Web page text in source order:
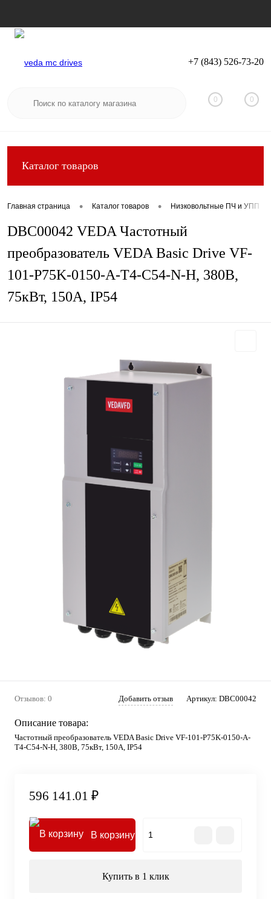
Вход Регистрация
+7 (843) 526-73-20
0 0
Каталог товаров
Главная страница • Каталог товаров • Низковольтные ПЧ и УПП
DBC00042 VEDA Частотный
преобразователь VEDA Basic Drive VF-
101-P75K-0150-A-T4-C54-N-H, 380В,
75кВт, 150А, IP54
Отзывов: 0 Добавить отзыв Артикул: DBC00042
Описание товара:
Частотный преобразователь VEDA Basic Drive VF-101-P75K-0150-A-
T4-C54-N-H, 380В, 75кВт, 150А, IP54
596 141.01 ₽
В корзину
Купить в 1 клик